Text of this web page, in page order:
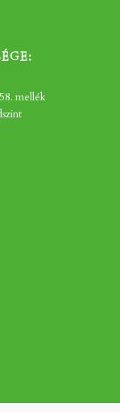
mellék